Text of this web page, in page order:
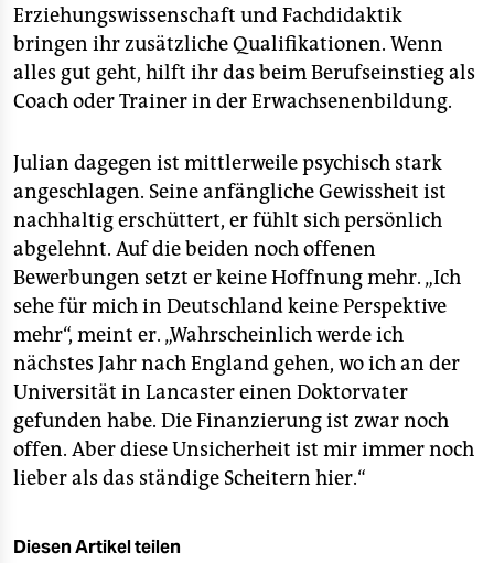
Erziehungswissenschaft und Fachdidaktik
bringen ihr zusätzliche Qualifikationen. Wenn
alles gut geht, hilft ihr das beim Berufseinstieg als
Coach oder Trainer in der Erwachsenenbildung.
Julian dagegen ist mittlerweile psychisch stark
angeschlagen. Seine anfängliche Gewissheit ist
nachhaltig erschüttert, er fühlt sich persönlich
abgelehnt. Auf die beiden noch offenen
Bewerbungen setzt er keine Hoffnung mehr. „Ich
sehe für mich in Deutschland keine Perspektive
mehr“, meint er. „Wahrscheinlich werde ich
nächstes Jahr nach England gehen, wo ich an der
Universität in Lancaster einen Doktorvater
gefunden habe. Die Finanzierung ist zwar noch
offen. Aber diese Unsicherheit ist mir immer noch
lieber als das ständige Scheitern hier.“
Diesen Artikel teilen